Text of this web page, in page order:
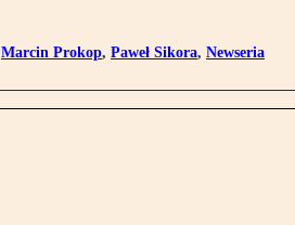
Marcin Prokop, Paweł Sikora, Newseria